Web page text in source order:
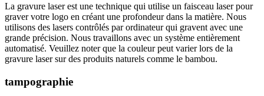
La gravure laser est une technique qui utilise un faisceau laser pour
graver votre logo en créant une profondeur dans la matière. Nous
utilisons des lasers contrôlés par ordinateur qui gravent avec une
grande précision. Nous travaillons avec un système entièrement
automatisé. Veuillez noter que la couleur peut varier lors de la
gravure laser sur des produits naturels comme le bambou.
tampographie